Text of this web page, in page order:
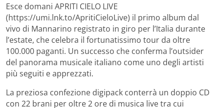
Esce domani APRITI CIELO LIVE
(https://umi.lnk.to/ApritiCieloLive) il primo album dal
vivo di Mannarino registrato in giro per l’Italia durante
l’estate, che celebra il fortunatissimo tour da oltre
100.000 paganti. Un successo che conferma l’outsider
del panorama musicale italiano come uno degli artisti
più seguiti e apprezzati.
La preziosa confezione digipack conterrà un doppio CD
con 22 brani per oltre 2 ore di musica live tra cui